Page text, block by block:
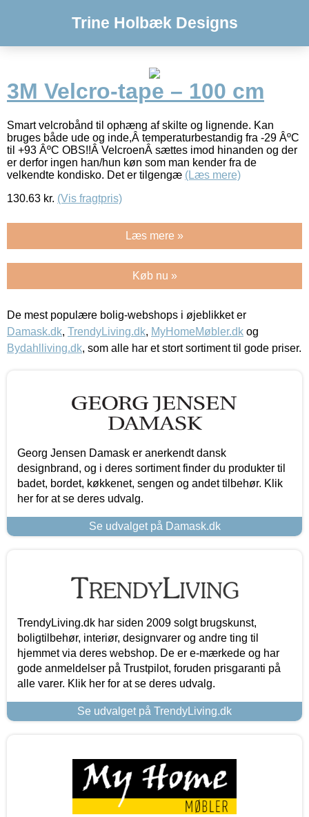
Trine Holbæk Designs
3M Velcro-tape – 100 cm
Smart velcrobånd til ophæng af skilte og lignende. Kan
bruges både ude og inde,Â temperaturbestandig fra -29 ÂºC
til +93 ÂºC OBS!!Â VelcroenÂ sættes imod hinanden og der
er derfor ingen han/hun køn som man kender fra de
velkendte kondisko. Det er tilgengæ (Læs mere)
130.63 kr. (Vis fragtpris)
Læs mere »
Køb nu »
De mest populære bolig-webshops i øjeblikket er
Damask.dk, TrendyLiving.dk, MyHomeMøbler.dk og
Bydahlliving.dk, som alle har et stort sortiment til gode priser.
Georg Jensen Damask er anerkendt dansk
designbrand, og i deres sortiment finder du produkter til
badet, bordet, køkkenet, sengen og andet tilbehør. Klik
her for at se deres udvalg.
Se udvalget på Damask.dk
TrendyLiving.dk har siden 2009 solgt brugskunst,
boligtilbehør, interiør, designvarer og andre ting til
hjemmet via deres webshop. De er e-mærkede og har
gode anmeldelser på Trustpilot, foruden prisgaranti på
alle varer. Klik her for at se deres udvalg.
Se udvalget på TrendyLiving.dk